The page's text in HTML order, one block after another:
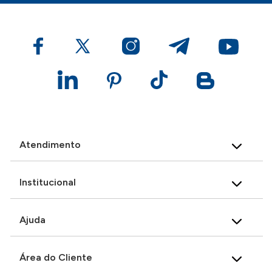
Atendimento
Institucional
Ajuda
Área do Cliente